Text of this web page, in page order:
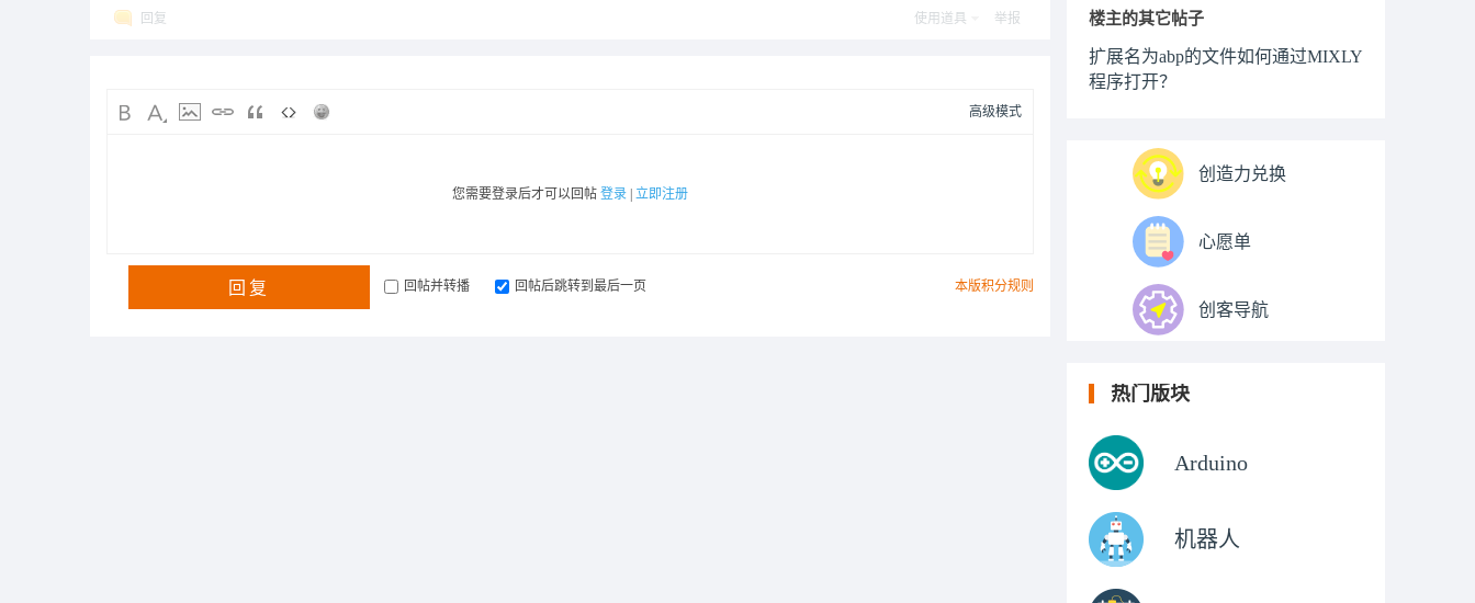
回复 使用道具 举报
高级模式
您需要登录后才可以回帖 登录 立即注册
本版积分规则
回复 回帖并转播 回帖后跳转到最后一页
楼主的其它帖子
扩展名为abp的文件如何通过MIXLY
程序打开？
创造力兑换
心愿单
创客导航
热门版块
Arduino
机器人